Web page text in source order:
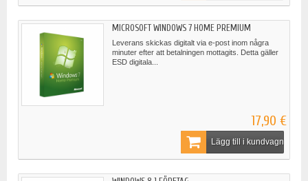
MICROSOFT WINDOWS 7 HOME PREMIUM
Leverans skickas digitalt via e-post inom några
minuter efter att betalningen mottagits. Detta gäller
ESD digitala...
17,90 €
Lägg till i kundvagn